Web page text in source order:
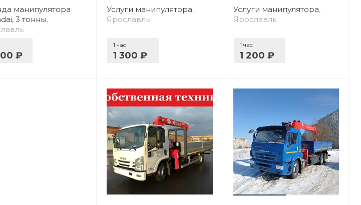
манипулятора
3 тонны,
₽
Услуги манипулятора,
Ярославль
1 час
1 300 ₽
Услуги манипулятора,
Ярославль
1 час
1 200 ₽